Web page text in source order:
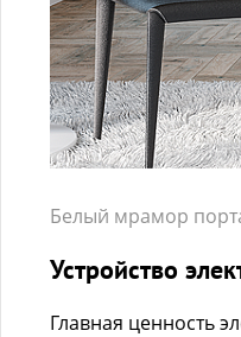
Белый мрамор
Устройство
Главная ценность